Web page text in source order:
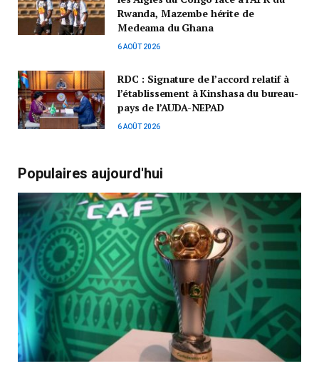
Rwanda, Mazembe hérite de
Medeama du Ghana
6 AOÛT 2026
RDC : Signature de l’accord relatif à
l’établissement à Kinshasa du bureau-
pays de l’AUDA-NEPAD
6 AOÛT 2026
Populaires aujourd'hui